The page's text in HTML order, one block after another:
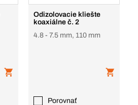
Odizolovacie kliešte
koaxiálne č. 2
4.8 - 7.5 mm, 110 mm
Porovnať